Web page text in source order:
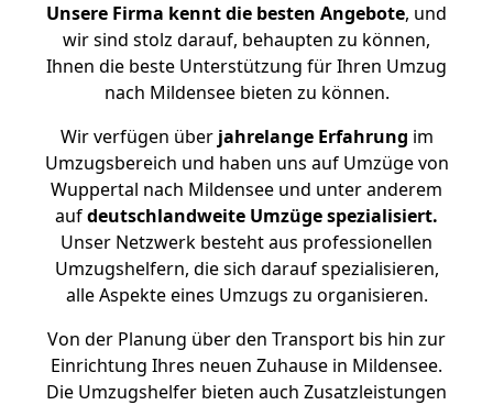
Unsere Firma kennt die besten Angebote, und
wir sind stolz darauf, behaupten zu können,
Ihnen die beste Unterstützung für Ihren Umzug
nach Mildensee bieten zu können.
Wir verfügen überjahrelange Erfahrung im
Umzugsbereich und haben uns auf Umzüge von
Wuppertal nach Mildensee und unter anderem
aufdeutschlandweite Umzüge spezialisiert.
Unser Netzwerk besteht aus professionellen
Umzugshelfern, die sich darauf spezialisieren,
alle Aspekte eines Umzugs zu organisieren.
Von der Planung über den Transport bis hin zur
Einrichtung Ihres neuen Zuhause in Mildensee.
Die Umzugshelfer bieten auch Zusatzleistungen